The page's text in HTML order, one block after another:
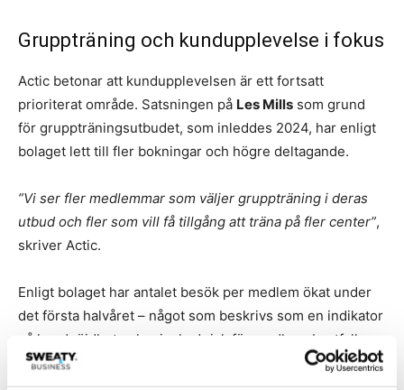
Gruppträning och kundupplevelse i fokus
Actic betonar att kundupplevelsen är ett fortsatt
prioriterat område. Satsningen på Les Mills som grund
för gruppträningsutbudet, som inleddes 2024, har enligt
bolaget lett till fler bokningar och högre deltagande.
”Vi ser fler medlemmar som väljer gruppträning i deras
utbud och fler som vill få tillgång att träna på fler center”,
skriver Actic.
Enligt bolaget har antalet besök per medlem ökat under
det första halvåret – något som beskrivs som en indikator
på kundnöjdhet och minskad risk för medlemsbortfall.